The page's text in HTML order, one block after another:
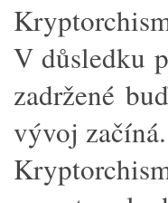
V důsledku
zadržené
vývoj začíná.